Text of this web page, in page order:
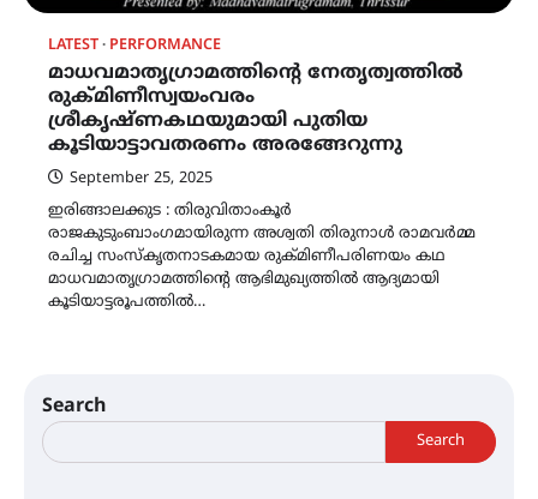
LATEST PERFORMANCE
മാധവമാതൃഗ്രാമത്തിന്റെ നേതൃത്വത്തിൽ
രുക്മിണീസ്വയംവരം
ശ്രീകൃഷ്ണകഥയുമായി പുതിയ
കൂടിയാട്ടാവതരണം അരങ്ങേറുന്നു
September 25, 2025
ഇരിങ്ങാലക്കുട : തിരുവിതാംകൂർ
രാജകുടുംബാംഗമായിരുന്ന അശ്വതി തിരുനാൾ രാമവർമ്മ
രചിച്ച സംസ്കൃതനാടകമായ രുക്മിണീപരിണയം കഥ
മാധവമാതൃഗ്രാമത്തിന്റെ ആഭിമുഖ്യത്തിൽ ആദ്യമായി
കൂടിയാട്ടരൂപത്തിൽ…
Search
Search